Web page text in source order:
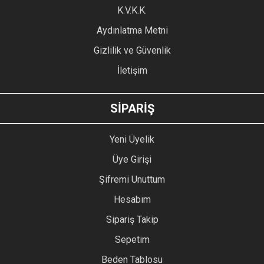
Ürün fiyatı diğer sitelerden daha pahalı.
GÖNDER
K.V.K.K.
Aydınlatma Metni
Gizlilik ve Güvenlik
İletişim
SİPARİŞ
Yeni Üyelik
Üye Girişi
Şifremi Unuttum
Hesabım
Sipariş Takip
Sepetim
Beden Tablosu